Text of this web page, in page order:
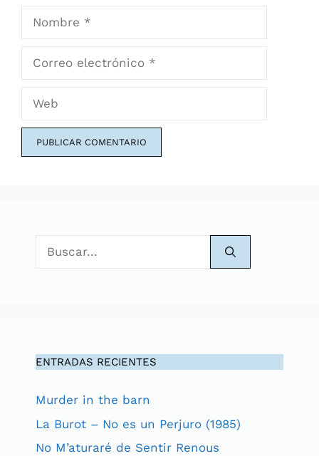
Nombre
ENTRADAS RECIENTES
Murder in the barn
La Burot – No es un Perjuro (1985)
No M’aturaré de Sentir Renous